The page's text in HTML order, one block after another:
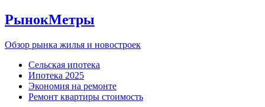
РынокМетры
Обзор рынка жилья и новостроек
Сельская ипотека
Ипотека 2025
Экономия на ремонте
Ремонт квартиры стоимость